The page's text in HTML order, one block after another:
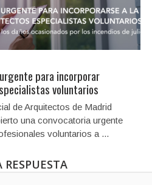
para incorporar
voluntarios
de Arquitectos de Madrid
una convocatoria urgente
voluntarios a ...
RESPUESTA